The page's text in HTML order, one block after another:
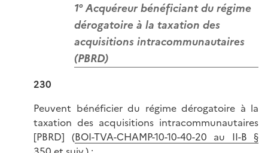
1° Acquéreur bénéficiant du régime
dérogatoire à la taxation des
acquisitions intracommunautaires
(PBRD)
230
Peuvent bénéficier du régime dérogatoire à la
taxation des acquisitions intracommunautaires
[PBRD] (BOI-TVA-CHAMP-10-10-40-20 au II-B §